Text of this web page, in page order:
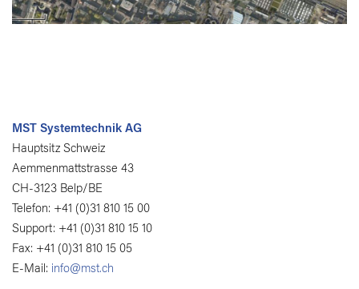
MST Systemtechnik AG
Hauptsitz Schweiz
Aemmenmattstrasse 43
CH-3123 Belp/BE
Telefon: +41 (0)31 810 15 00
Support: +41 (0)31 810 15 10
Fax: +41 (0)31 810 15 05
E-Mail: info@mst.ch